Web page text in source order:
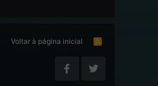
Voltar à página inicial
R